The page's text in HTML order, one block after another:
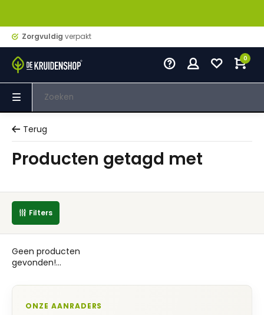
Zorgvuldig verpakt
0
Terug
Producten getagd met
Filters
Geen producten
gevonden!...
ONZE AANRADERS